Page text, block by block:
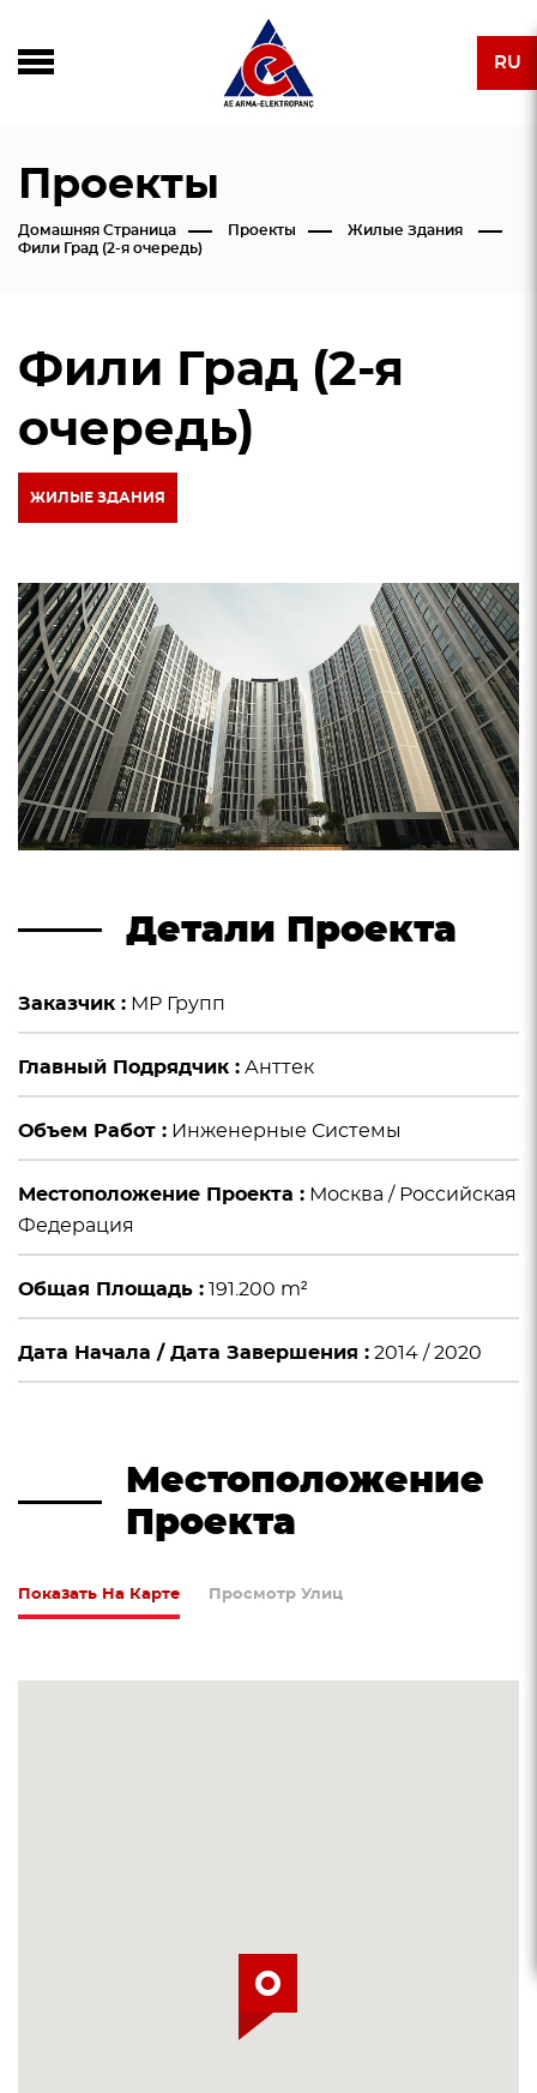
RU
Проекты
Домашняя Страница Проекты
Жилые Здания
Фили Град (2-я очередь)
Фили Град (2-я
очередь)
ЖИЛЫЕ ЗДАНИЯ
Детали Проекта
Заказчик : МР Групп
Главный Подрядчик : Анттек
Объем Работ : Инженерные Системы
Местоположение Проекта : Москва / Российская
Федерация
Общая Площадь : 191.200 m²
Дата Начала / Дата Завершения : 2014 / 2020
Местоположение
Проекта
Показать На Карте Просмотр Улиц